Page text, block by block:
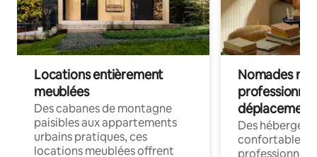
Locations entièrement
meublées
Des cabanes de montagne
paisibles aux appartements
urbains pratiques, ces
locations meublées offrent
Nomades
déplacement
Des
confortables